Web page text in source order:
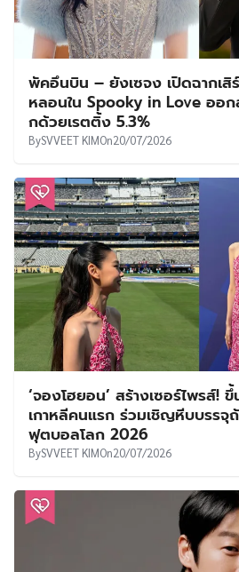
พัคอึนบิน – ยังเซจง เปิดฉากเสิ
หลอนใน Spooky in Love ออ
กด้วยเรตติ้ง 5.3%
BySVVEET KIMOn20/07/2026
‘จองโฮยอน’ สร้างเซอร์ไพรส์!
เกาหลีคนแรก ร่วมเชิญหีบบรรจุ
ฟุตบอลโลก 2026
BySVVEET KIMOn20/07/2026